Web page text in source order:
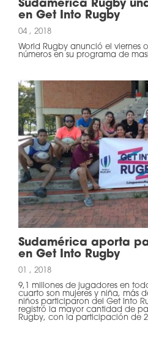
Sudamérica Rugby
en Get Into Rugby
04 , 2018
World Rugby anunció el viernes
números en su programa de
Sudamérica aporta
en Get Into Rugby
01 , 2018
9,1 millones de jugadores en
cuarto son mujeres y niña, más
niños participaron del Get Into
registró la mayor cantidad de
Rugby, con la participación de